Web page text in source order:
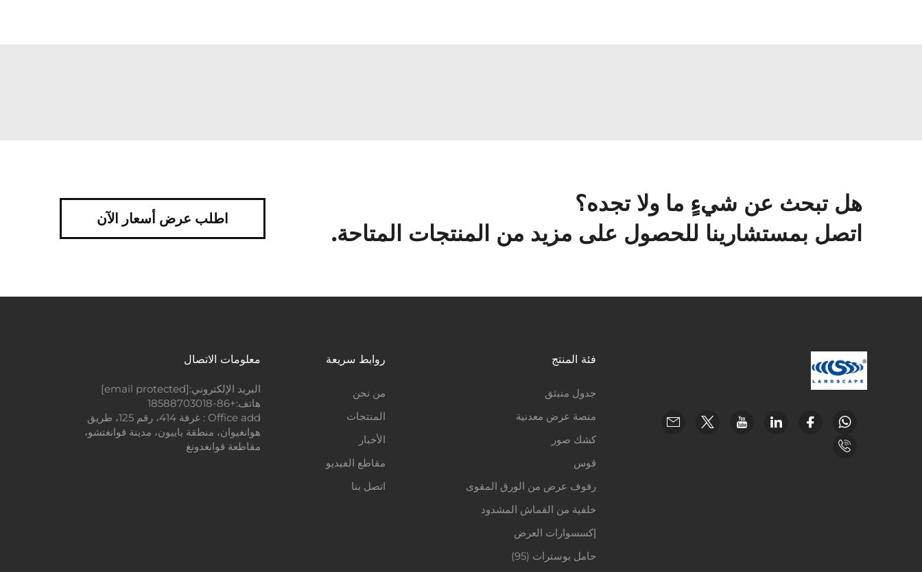
هل تبحث عن شيءٍ ما ولا تجده؟
اتصل بمستشارينا للحصول على مزيد من المنتجات المتاحة.
اطلب عرض أسعار الآن
فئة المنتج
جدول منبثق
منصة عرض معدنية
كشك صور
قوس
رفوف عرض من الورق المقوى
خلفية من القماش المشدود
إكسسوارات العرض
حامل بوسترات (95)
روابط سريعة
من نحن
المنتجات
الأخبار
مقاطع الفيديو
اتصل بنا
معلومات الاتصال
البريد الإلكتروني:[email protected]
هاتف:+86-18588703018
Office add : غرفة 414، رقم 125، طريق
هوانغيوان، منطقة باييون، مدينة قوانغتشو،
مقاطعة قوانغدونغ